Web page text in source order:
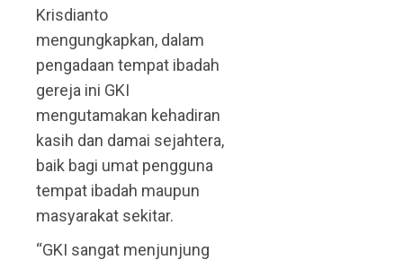
Krisdianto
mengungkapkan, dalam
pengadaan tempat ibadah
gereja ini GKI
mengutamakan kehadiran
kasih dan damai sejahtera,
baik bagi umat pengguna
tempat ibadah maupun
masyarakat sekitar.
“GKI sangat menjunjung